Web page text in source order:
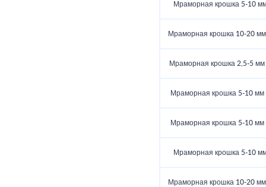
Мраморная крошка 5-10 мм
Мраморная крошка 10-20 мм
Мраморная крошка 2,5-5 мм
Мраморная крошка 5-10 мм
Мраморная крошка 5-10 мм
Мраморная крошка 5-10 мм
Мраморная крошка 10-20 мм